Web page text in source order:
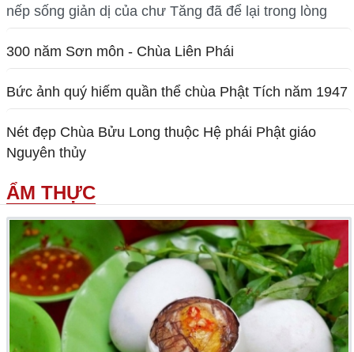
nếp sống giản dị của chư Tăng đã để lại trong lòng
300 năm Sơn môn - Chùa Liên Phái
Bức ảnh quý hiếm quần thể chùa Phật Tích năm 1947
Nét đẹp Chùa Bửu Long thuộc Hệ phái Phật giáo
Nguyên thủy
ẨM THỰC